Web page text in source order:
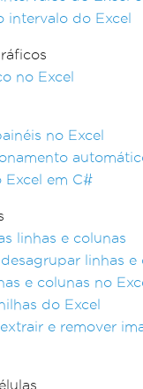
intervalo do Excel
no Excel
no Excel
Excel em C#
linhas e colunas
linhas e
e colunas no
do Excel
e remover